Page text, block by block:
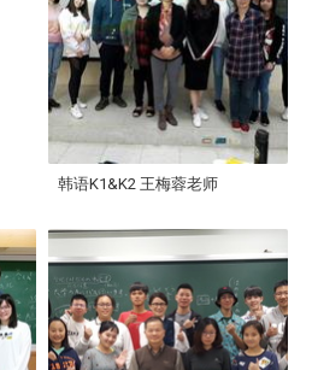
韩语K1&K2 王梅蓉老师